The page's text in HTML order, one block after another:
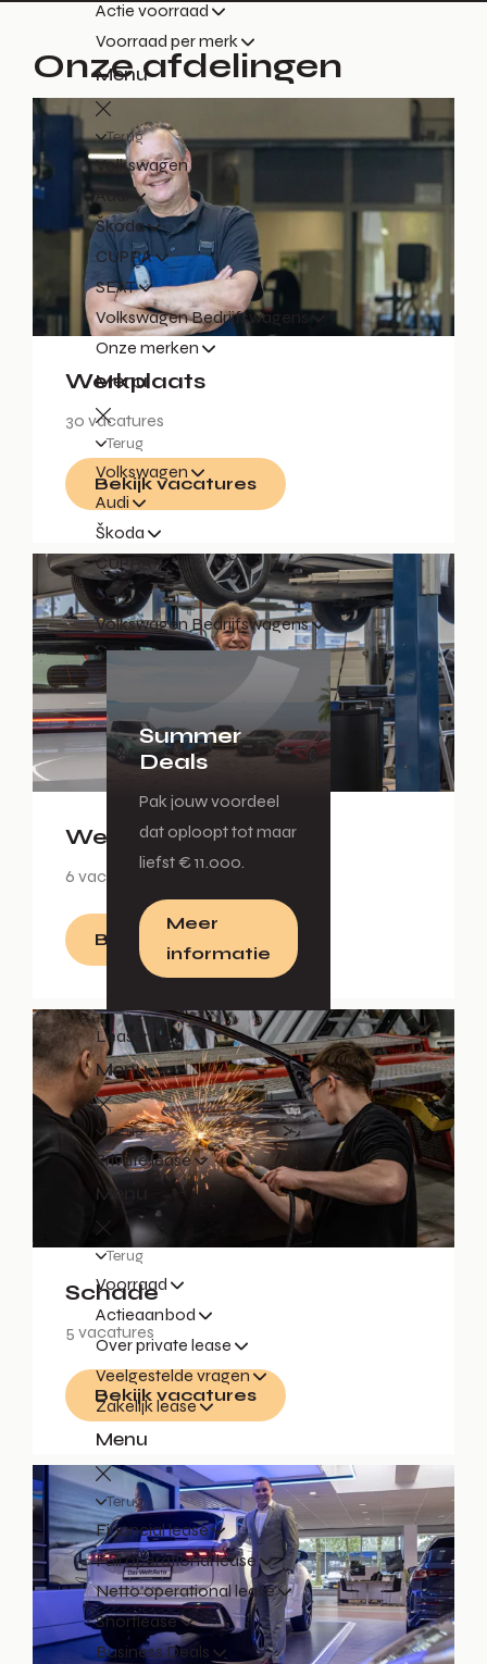
Actie voorraad
Voorraad per merk
Menu
Terug
Volkswagen
Audi
Škoda
CUPRA
SEAT
Volkswagen Bedrijfswagens
Onze merken
Menu
Terug
Volkswagen
Audi
Škoda
CUPRA
SEAT
Volkswagen Bedrijfswagens
Summer
Deals
Pak jouw voordeel
dat oploopt tot maar
liefst € 11.000.
Meer
informatie
Leasen
Menu
Terug
Private lease
Menu
Terug
Voorraad
Actieaanbod
Over private lease
Veelgestelde vragen
Zakelijk lease
Menu
Terug
Financial lease
Full operational lease
Netto operational lease
Shortlease
Business Deals
Onze afdelingen
Werkplaats
30 vacatures
Bekijk vacatures
Werkplaatsreceptie
6 vacatures
Bekijk vacatures
Schade
5 vacatures
Bekijk vacatures